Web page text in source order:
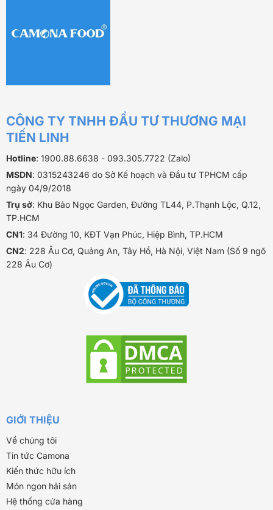
CÔNG TY TNHH ĐẦU TƯ THƯƠNG MẠI
TIẾN LINH
Hotline: 1900.88.6638 - 093.305.7722 (Zalo)
MSDN: 0315243246 do Sở Kế hoạch và Đầu tư TPHCM cấp
ngày 04/9/2018
Trụ sở: Khu Bảo Ngọc Garden, Đường TL44, P.Thạnh Lộc, Q.12,
TP.HCM
CN1: 34 Đường 10, KĐT Vạn Phúc, Hiệp Bình, TP.HCM
CN2: 228 Âu Cơ, Quảng An, Tây Hồ, Hà Nội, Việt Nam (Số 9 ngõ
228 Âu Cơ)
GIỚI THIỆU
Về chúng tôi
Tin tức Camona
Kiến thức hữu ích
Món ngon hải sản
Hệ thống cửa hàng